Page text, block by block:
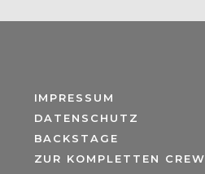
IMPRESSUM
DATENSCHUTZ
BACKSTAGE
ZUR KOMPLETTEN CREW